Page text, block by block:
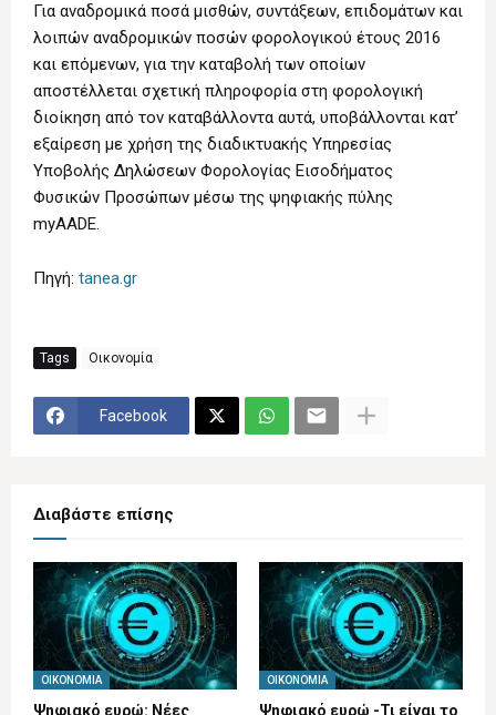
Για αναδρομικά ποσά μισθών, συντάξεων, επιδομάτων και
λοιπών αναδρομικών ποσών φορολογικού έτους 2016
και επόμενων, για την καταβολή των οποίων
αποστέλλεται σχετική πληροφορία στη φορολογική
διοίκηση από τον καταβάλλοντα αυτά, υποβάλλονται κατ’
εξαίρεση με χρήση της διαδικτυακής Υπηρεσίας
Υποβολής Δηλώσεων Φορολογίας Εισοδήματος
Φυσικών Προσώπων μέσω της ψηφιακής πύλης
myAADE.
Πηγή: tanea.gr
Tags Οικονομία
Facebook
Διαβάστε επίσης
ΟΙΚΟΝΟΜΊΑ
Ψηφιακό ευρώ: Νέες
ΟΙΚΟΝΟΜΊΑ
Ψηφιακό ευρώ -Τι είναι το